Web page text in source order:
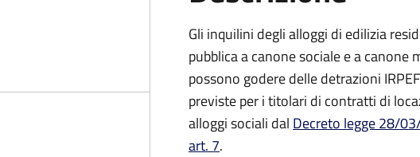
Gli inquilini degli alloggi di edilizia
pubblica a canone sociale e a canone
possono godere delle detrazioni IRPEF
previste per i titolari di contratti di
alloggi sociali dal Decreto legge 28/
art. 7.